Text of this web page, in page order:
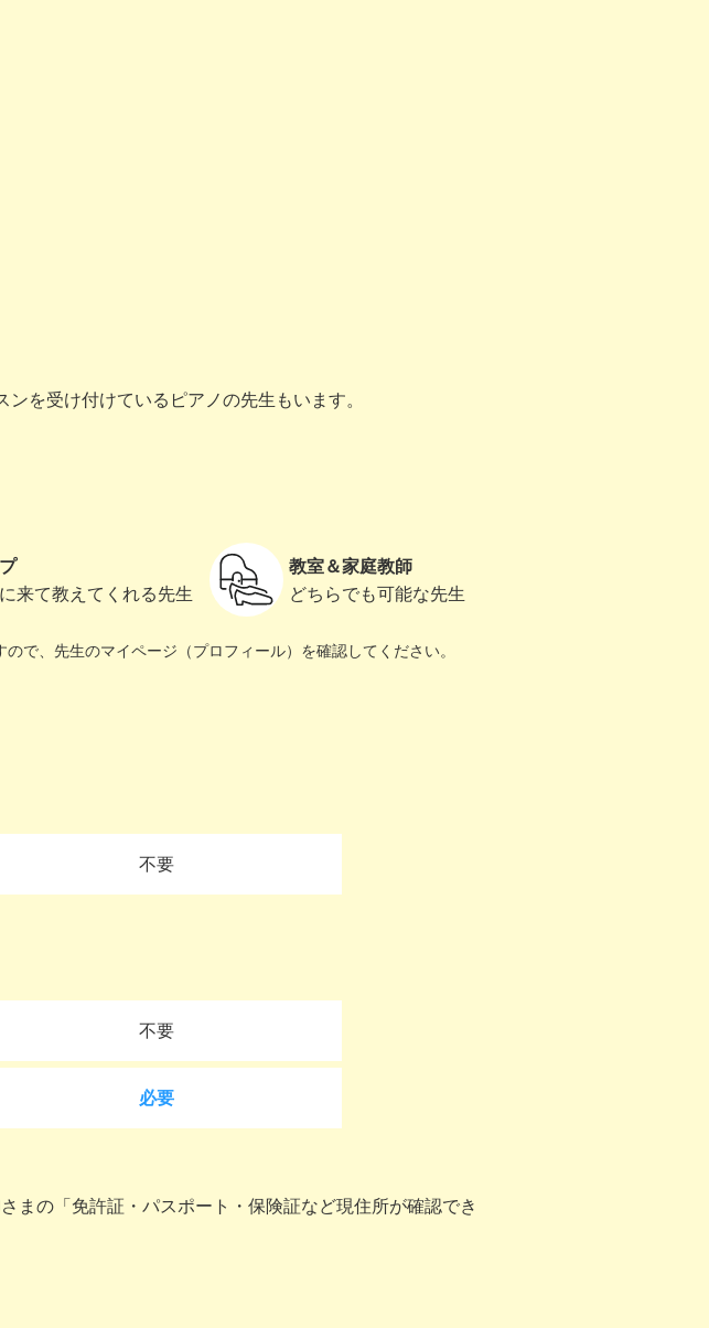
を受け付けているピアノの先生もいます。
来て教えてくれる先生
教室＆家庭教師
どちらでも可能な先生
で、先生のマイページ（プロフィール）を確認してください。
不要
不要
必要
まの「免許証・パスポート・保険証など現住所が確認でき